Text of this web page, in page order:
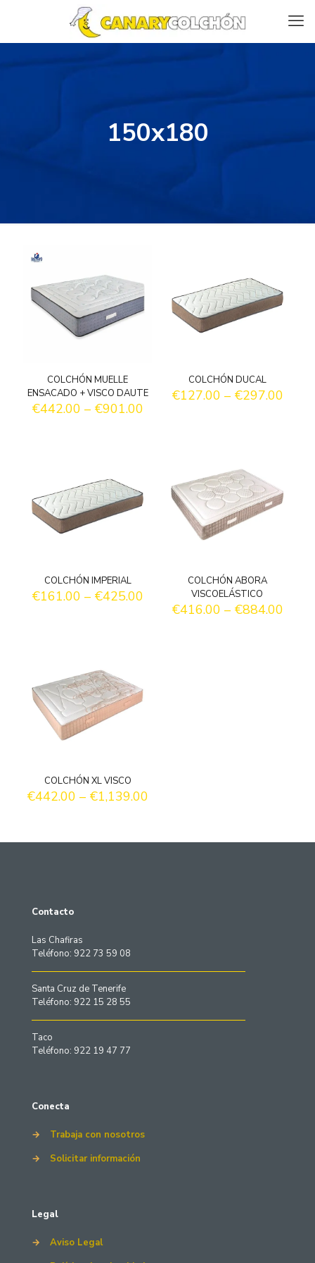
150x180
COLCHÓN MUELLE
ENSACADO + VISCO DAUTE
€442.00 – €901.00
COLCHÓN DUCAL
€127.00 – €297.00
COLCHÓN IMPERIAL
€161.00 – €425.00
COLCHÓN ABORA
VISCOELÁSTICO
€416.00 – €884.00
COLCHÓN XL VISCO
€442.00 – €1,139.00
Contacto
Las Chafiras
Teléfono: 922 73 59 08
Santa Cruz de Tenerife
Teléfono: 922 15 28 55
Taco
Teléfono: 922 19 47 77
Conecta
→
Trabaja con nosotros
→
Solicitar información
Legal
→
Aviso Legal